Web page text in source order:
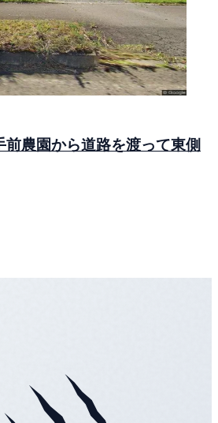
前農園から道路を渡って東側